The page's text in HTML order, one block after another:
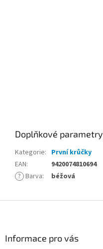
Doplňkové parametry
Kategorie: První krůčky
EAN:
9420074810694
? Barva: béžová
Informace pro vás